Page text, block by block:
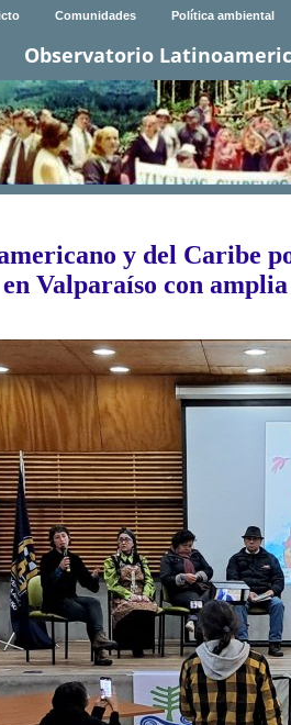
Comunidades Política ambiental
Observatorio
y del Caribe
en Valparaíso con